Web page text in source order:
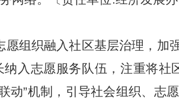
愿组织融入社区基层治理，加
入志愿服务队伍，注重将
动”机制，引导社会组织、志